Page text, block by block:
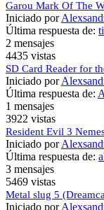
Garou Mark Of The
Iniciado por
Última respuesta de:
2 mensajes
4435 vistas
SD Card Reader for
Iniciado por
Última respuesta de:
1 mensajes
3922 vistas
Resident Evil 3
Iniciado por
Última respuesta de:
3 mensajes
5469 vistas
Metal slug 5
Iniciado por